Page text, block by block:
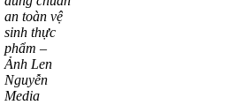
an toàn vệ
sinh thực
phẩm –
Ảnh Len
Nguyễn
Media